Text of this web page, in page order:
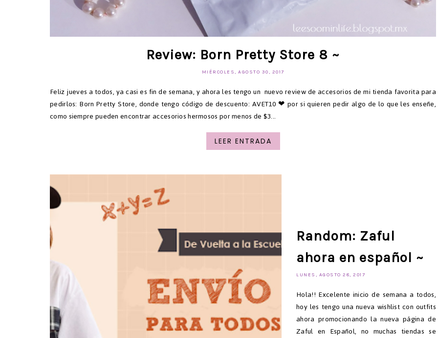
Review: Born Pretty Store 8 ~
MIÉRCOLES, AGOSTO 30, 2017
Feliz jueves a todos, ya casi es fin de semana, y ahora les tengo un nuevo review de accesorios de mi tienda favorita para
pedirlos: Born Pretty Store, donde tengo código de descuento: AVET10 ❤ por si quieren pedir algo de lo que les enseñe,
como siempre pueden encontrar accesorios hermosos por menos de $3...
LEER ENTRADA
Random: Zaful
ahora en español ~
LUNES, AGOSTO 28, 2017
Hola!! Excelente inicio de semana a todos,
hoy les tengo una nueva wishlist con outfits
ahora promocionando la nueva página de
Zaful en Español, no muchas tiendas se